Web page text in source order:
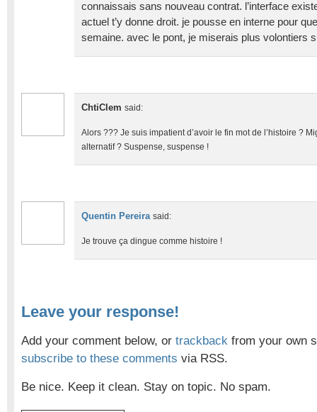
connaissais sans nouveau contrat. l’interface
actuel t’y donne droit. je pousse en interne pour
semaine. avec le pont, je miserais plus volontiers
ChtiClem said:
Alors ??? Je suis impatient d’avoir le fin mot de l’histoire ?
alternatif ? Suspense, suspense !
Quentin Pereira said:
Je trouve ça dingue comme histoire !
Leave your response!
Add your comment below, or trackback from your own
subscribe to these comments via RSS.
Be nice. Keep it clean. Stay on topic. No spam.